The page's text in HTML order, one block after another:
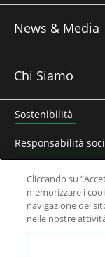
News & Media
Chi Siamo
Sostenibilità
Responsabilità
Contatta Nidec
Cliccando su
memorizzare i
navigazione del
nelle nostre